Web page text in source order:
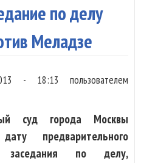
по делу
Меладзе
- 18:13 пользователем
суд города Москвы
предварительного
заседания по делу,